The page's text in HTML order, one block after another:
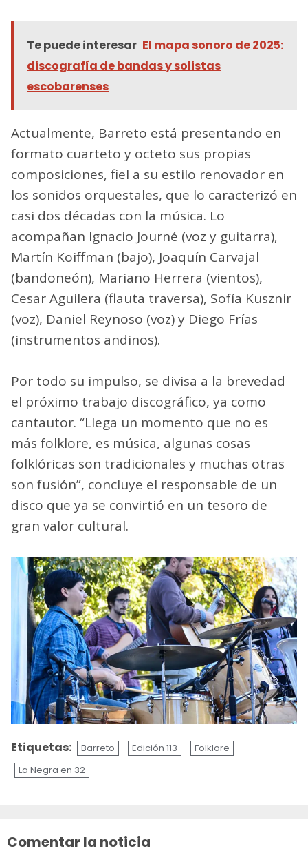
Te puede interesar El mapa sonoro de 2025:
discografía de bandas y solistas
escobarenses
Actualmente, Barreto está presentando en
formato cuarteto y octeto sus propias
composiciones, fiel a su estilo renovador en
los sonidos orquestales, que lo caracterizó en
casi dos décadas con la música. Lo
acompañan Ignacio Journé (voz y guitarra),
Martín Koiffman (bajo), Joaquín Carvajal
(bandoneón), Mariano Herrera (vientos),
Cesar Aguilera (flauta traversa), Sofía Kusznir
(voz), Daniel Reynoso (voz) y Diego Frías
(instrumentos andinos).
Por todo su impulso, se divisa a la brevedad
el próximo trabajo discográfico, ya como
cantautor. “Llega un momento que no es
más folklore, es música, algunas cosas
folklóricas son tradicionales y muchas otras
son fusión”, concluye el responsable de un
disco que ya se convirtió en un tesoro de
gran valor cultural.
Etiquetas: Barreto Edición 113
Folklore
La Negra en 32
Comentar la noticia